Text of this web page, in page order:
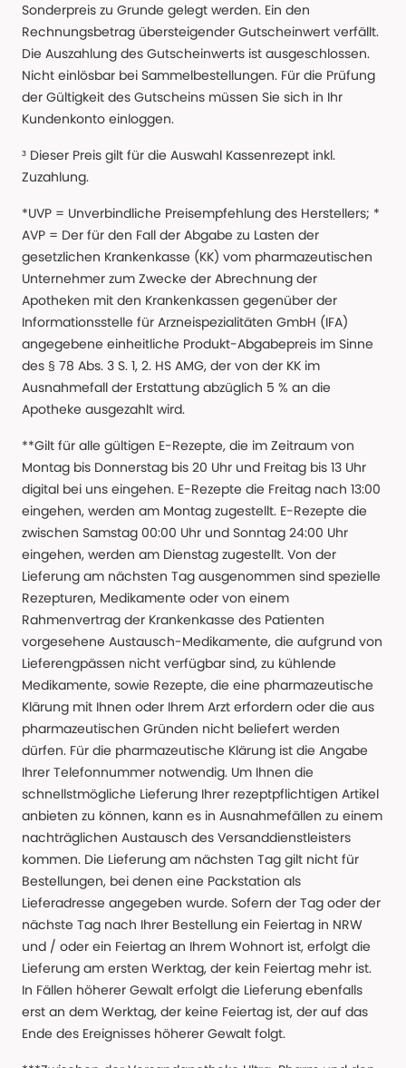
Sonderpreis zu Grunde gelegt werden. Ein den
Rechnungsbetrag übersteigender Gutscheinwert verfällt.
Die Auszahlung des Gutscheinwerts ist ausgeschlossen.
Nicht einlösbar bei Sammelbestellungen. Für die Prüfung
der Gültigkeit des Gutscheins müssen Sie sich in Ihr
Kundenkonto einloggen.
³ Dieser Preis gilt für die Auswahl Kassenrezept inkl.
Zuzahlung.
*UVP = Unverbindliche Preisempfehlung des Herstellers; *
AVP = Der für den Fall der Abgabe zu Lasten der
gesetzlichen Krankenkasse (KK) vom pharmazeutischen
Unternehmer zum Zwecke der Abrechnung der
Apotheken mit den Krankenkassen gegenüber der
Informationsstelle für Arzneispezialitäten GmbH (IFA)
angegebene einheitliche Produkt-Abgabepreis im Sinne
des § 78 Abs. 3 S. 1, 2. HS AMG, der von der KK im
Ausnahmefall der Erstattung abzüglich 5 % an die
Apotheke ausgezahlt wird.
**Gilt für alle gültigen E-Rezepte, die im Zeitraum von
Montag bis Donnerstag bis 20 Uhr und Freitag bis 13 Uhr
digital bei uns eingehen. E-Rezepte die Freitag nach 13:00
eingehen, werden am Montag zugestellt. E-Rezepte die
zwischen Samstag 00:00 Uhr und Sonntag 24:00 Uhr
eingehen, werden am Dienstag zugestellt. Von der
Lieferung am nächsten Tag ausgenommen sind spezielle
Rezepturen, Medikamente oder von einem
Rahmenvertrag der Krankenkasse des Patienten
vorgesehene Austausch-Medikamente, die aufgrund von
Lieferengpässen nicht verfügbar sind, zu kühlende
Medikamente, sowie Rezepte, die eine pharmazeutische
Klärung mit Ihnen oder Ihrem Arzt erfordern oder die aus
pharmazeutischen Gründen nicht beliefert werden
dürfen. Für die pharmazeutische Klärung ist die Angabe
Ihrer Telefonnummer notwendig. Um Ihnen die
schnellstmögliche Lieferung Ihrer rezeptpflichtigen Artikel
anbieten zu können, kann es in Ausnahmefällen zu einem
nachträglichen Austausch des Versanddienstleisters
kommen. Die Lieferung am nächsten Tag gilt nicht für
Bestellungen, bei denen eine Packstation als
Lieferadresse angegeben wurde. Sofern der Tag oder der
nächste Tag nach Ihrer Bestellung ein Feiertag in NRW
und / oder ein Feiertag an Ihrem Wohnort ist, erfolgt die
Lieferung am ersten Werktag, der kein Feiertag mehr ist.
In Fällen höherer Gewalt erfolgt die Lieferung ebenfalls
erst an dem Werktag, der keine Feiertag ist, der auf das
Ende des Ereignisses höherer Gewalt folgt.